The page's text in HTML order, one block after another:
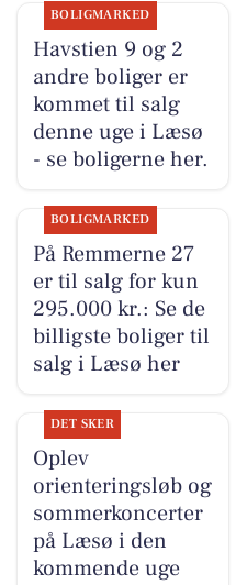
BOLIGMARKED
Havstien 9 og 2
andre boliger er
kommet til salg
denne uge i Læsø
- se boligerne her.
BOLIGMARKED
På Remmerne 27
er til salg for kun
295.000 kr.: Se de
billigste boliger til
salg i Læsø her
DET SKER
Oplev
orienteringsløb og
sommerkoncerter
på Læsø i den
kommende uge